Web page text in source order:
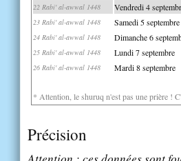
22 Rabi' al-awwal 1448 Vendredi 4
23 Rabi' al-awwal 1448 Samedi 5 septembre
24 Rabi' al-awwal 1448 Dimanche 6
25 Rabi' al-awwal 1448 Lundi 7 septembre
26 Rabi' al-awwal 1448 Mardi 8 septembre
* Attention, le shuruq n'est pas une prière !
Précision